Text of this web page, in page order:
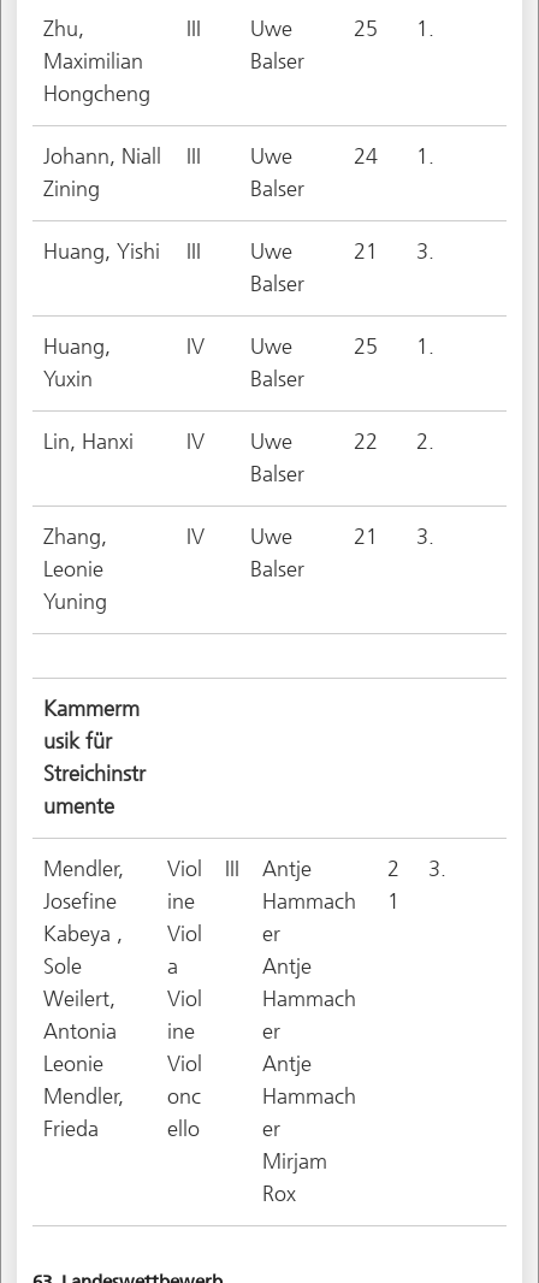
Zhu,
Maximilian
Hongcheng
III
Uwe
Balser
25 1.
Johann, Niall
Zining
III
Uwe
Balser
24 1.
Huang, Yishi III
Uwe
Balser
21 3.
Huang,
Yuxin
IV
Uwe
Balser
25 1.
Lin, Hanxi IV
Uwe
Balser
22 2.
Zhang,
Leonie
Yuning
IV
Uwe
Balser
21 3.
Kammerm
usik für
Streichinstr
umente
Mendler,
Josefine
Kabeya ,
Sole
Weilert,
Antonia
Leonie
Mendler,
Frieda
Viol
ine
Viol
a
Viol
ine
Viol
onc
ello
III
Antje
Hammach
er
Antje
Hammach
er
Antje
Hammach
er
Mirjam
Rox
2
1
3.